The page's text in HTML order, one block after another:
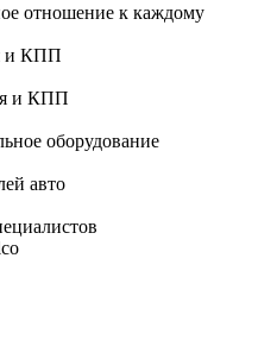
отношение к каждому
и КПП
и КПП
оборудование
авто